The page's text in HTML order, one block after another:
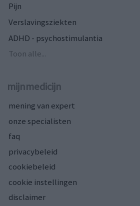
Pijn
Verslavingsziekten
ADHD - psychostimulantia
Toon alle...
mijnmedicijn
mening van expert
onze specialisten
faq
privacybeleid
cookiebeleid
cookie instellingen
disclaimer